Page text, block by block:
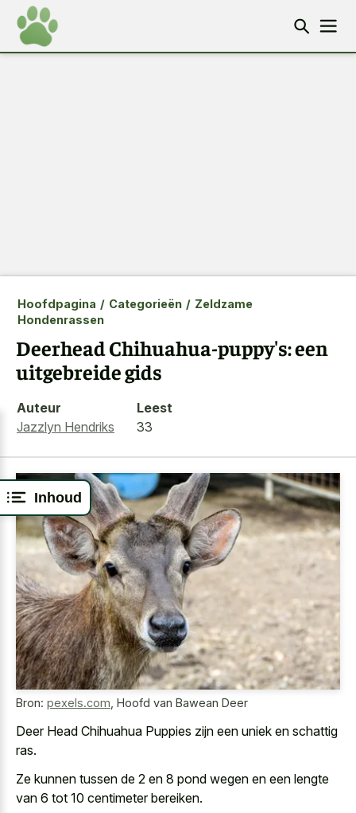
Inhoud
Hoofdpagina / Categorieën / Zeldzame
Hondenrassen
Deerhead Chihuahua-puppy's: een
uitgebreide gids
Auteur
Jazzlyn Hendriks
Leest
33
Bron: pexels.com Hoofd van Bawean Deer
Deer Head Chihuahua Puppies zijn een uniek en schattig
ras.
Ze kunnen tussen de 2 en 8 pond wegen en een lengte
van 6 tot 10 centimeter bereiken.